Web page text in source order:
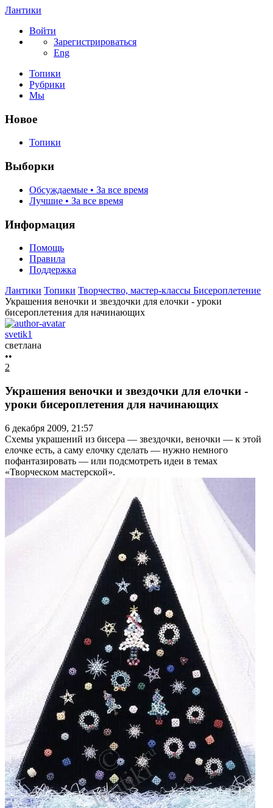
Лантики
Войти
Зарегистрироваться
Eng
Топики
Рубрики
Мы
Новое
Топики
Выборки
Обсуждаемые • За все время
Лучшие • За все время
Информация
Помощь
Правила
Поддержка
Лантики Топики Творчество, мастер-классы Бисероплетение
Украшения веночки и звездочки для елочки - уроки
бисероплетения для начинающих
svetik1
светлана
••
2
Украшения веночки и звездочки для елочки -
уроки бисероплетения для начинающих
6 декабря 2009, 21:57
Схемы украшений из бисера — звездочки, веночки — к этой
елочке есть, а саму елочку сделать — нужно немного
пофантазировать — или подсмотреть идеи в темах
«Творческом мастерской».